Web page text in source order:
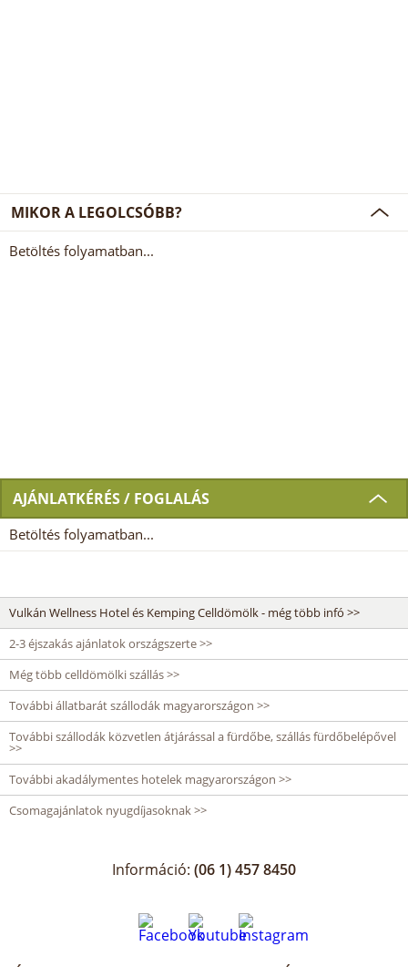
MIKOR A LEGOLCSÓBB?
Betöltés folyamatban...
AJÁNLATKÉRÉS / FOGLALÁS
Betöltés folyamatban...
Vulkán Wellness Hotel és Kemping Celldömölk - még több infó >>
2-3 éjszakás ajánlatok országszerte >>
Még több celldömölki szállás >>
További állatbarát szállodák magyarországon >>
További szállodák közvetlen átjárással a fürdőbe, szállás fürdőbelépővel
>>
További akadálymentes hotelek magyarországon >>
Csomagajánlatok nyugdíjasoknak >>
Információ: (06 1) 457 8450